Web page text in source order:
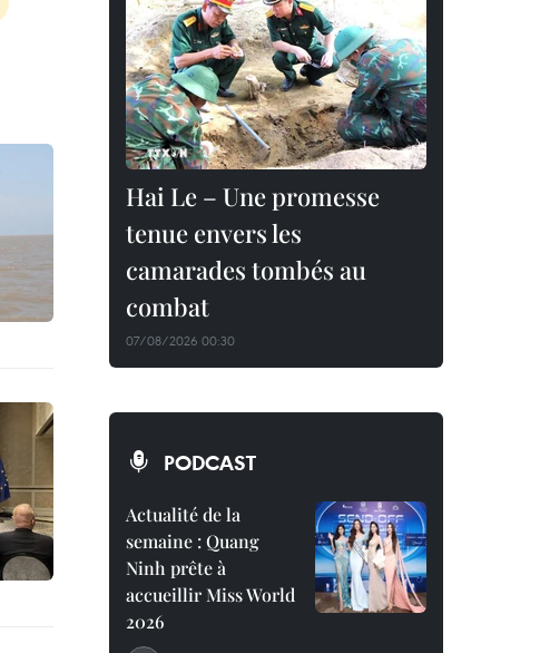
Hai Le – Une promesse
tenue envers les
camarades tombés au
combat
07/08/2026 00:30
PODCAST
Actualité de la
semaine : Quang
Ninh prête à
accueillir Miss World
2026